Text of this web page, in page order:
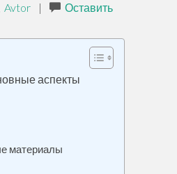
Avtor |
Оставить
аспекты
материалы